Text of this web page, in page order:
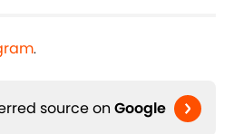
.
source on Google